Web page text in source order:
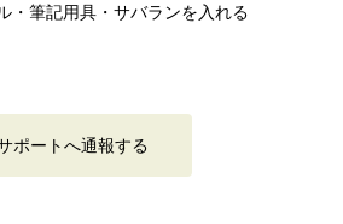
・筆記用具・サバランを入れる
ポートへ通報する